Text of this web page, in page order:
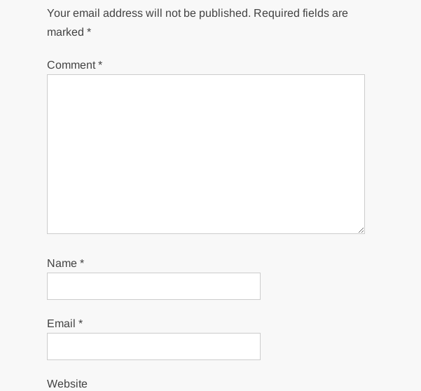
Your email address will not be published. Required fields are
marked*
Comment*
Name*
Email*
Website